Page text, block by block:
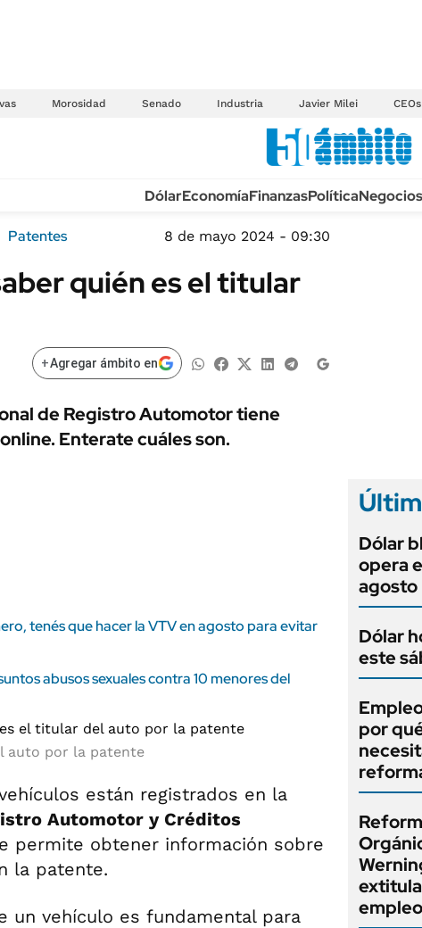
Morosidad Senado Industria Javier Milei CEOs
TECNOLOGÍA
MÉXICO
MUNDO
LIFESTYLE
AUTOS
DólarEconomíaFinanzasPolíticaNegocios
Patentes 8 de mayo 2024 - 09:30
quién es el titular
+Agregar ámbito en
de Registro Automotor tiene
Enterate cuáles son.
tenés que hacer la VTV en agosto para evitar
abusos sexuales contra 10 menores del
auto por la patente
están registrados en la
Automotor y Créditos
permite obtener información sobre
la patente.
un vehículo es fundamental para
Dólar
opera
agosto
Dólar
este
por